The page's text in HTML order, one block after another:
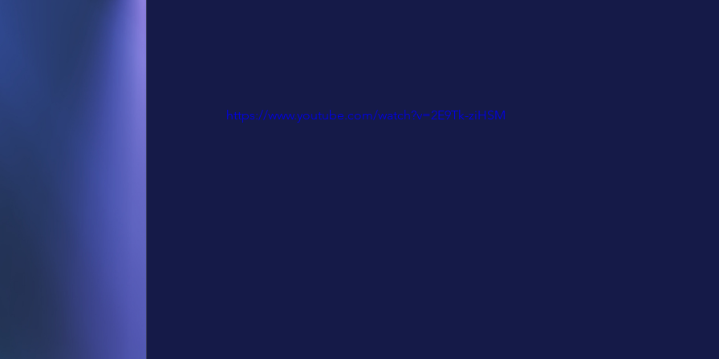
https://www.youtube.com/watch?v=2E9Tk-ziHSM